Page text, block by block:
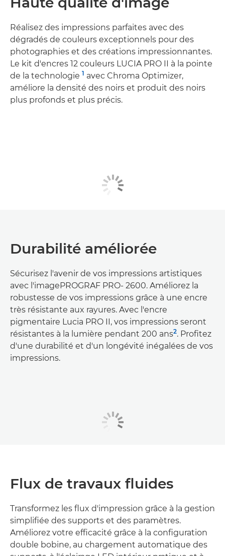
Réalisez des impressions parfaites avec des
dégradés de couleurs exceptionnels pour des
photographies et des créations impressionnantes.
Le kit d'encres 12 couleurs LUCIA PRO II à la pointe
de la technologie 1 avec Chroma Optimizer,
améliore la densité des noirs et produit des noirs
plus profonds et plus précis.
Durabilité améliorée
Sécurisez l'avenir de vos impressions artistiques
avec l'imagePROGRAF PRO- 2600. Améliorez la
robustesse de vos impressions grâce à une encre
très résistante aux rayures. Avec l'encre
pigmentaire Lucia PRO II, vos impressions seront
résistantes à la lumière pendant 200 ans2. Profitez
d'une durabilité et d'un longévité inégalées de vos
impressions.
Flux de travaux fluides
Transformez les flux d'impression grâce à la gestion
simplifiée des supports et des paramètres.
Améliorez votre efficacité grâce à la configuration
double bobine, au chargement automatique des